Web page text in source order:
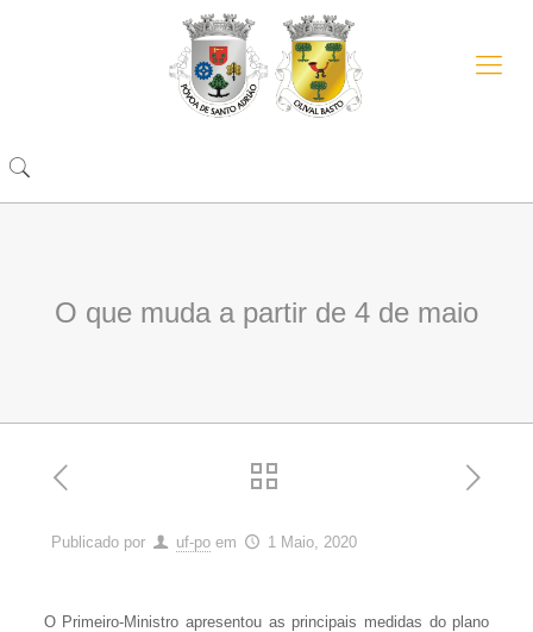
O que muda a partir de 4 de maio
Publicado por uf-po em 1 Maio, 2020
O Primeiro-Ministro apresentou as principais medidas do plano